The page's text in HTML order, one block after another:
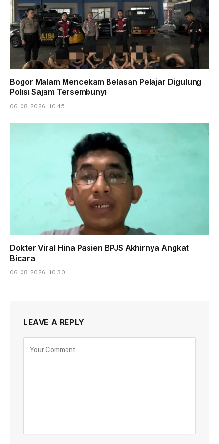
Bogor Malam Mencekam Belasan Pelajar Digulung
Polisi Sajam Tersembunyi
06-08-2026 - 10.45
Dokter Viral Hina Pasien BPJS Akhirnya Angkat
Bicara
06-08-2026 - 10.30
LEAVE A REPLY